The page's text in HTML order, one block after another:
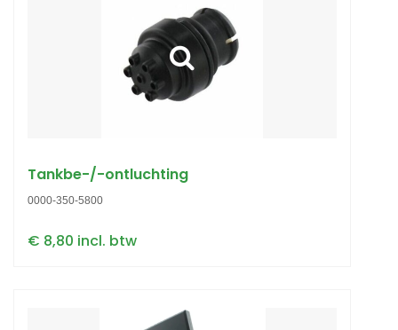
Tankbe-/-ontluchting
0000-350-5800
€ 8,80 incl. btw